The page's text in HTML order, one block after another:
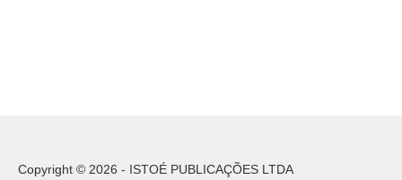
Copyright © 2026 - ISTOÉ PUBLICAÇÕES LTDA